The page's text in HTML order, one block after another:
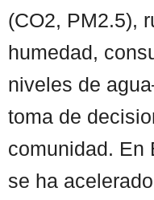
(CO2, PM2.5),
humedad,
niveles de
toma de
comunidad. En
se ha